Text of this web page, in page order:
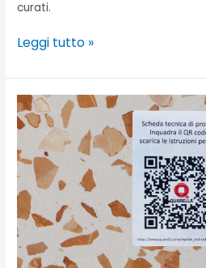
curati.
Leggi tutto »
Quarella
aggiorna
l’etichetta
smart
label